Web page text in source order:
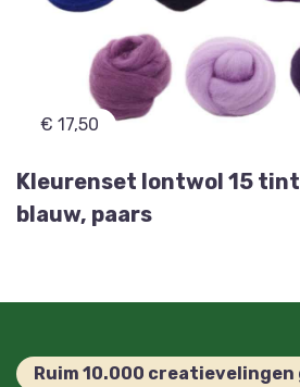
€ 17,50
Kleurenset lontwol 15
blauw, paars
Ruim 10.000 creatievelingen